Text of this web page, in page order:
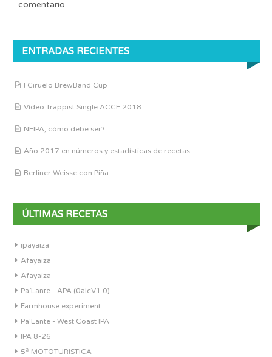
comentario.
ENTRADAS RECIENTES
I Ciruelo BrewBand Cup
Vídeo Trappist Single ACCE 2018
NEIPA, cómo debe ser?
Año 2017 en números y estadísticas de recetas
Berliner Weisse con Piña
ÚLTIMAS RECETAS
ipayaiza
Afayaiza
Afayaiza
Pa´Lante - APA (0alcV1.0)
Farmhouse experiment
Pa'Lante - West Coast IPA
IPA 8-26
5ª MOTOTURISTICA